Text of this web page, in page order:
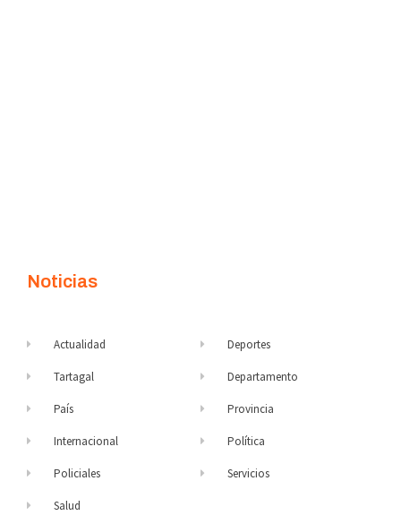
Noticias
Actualidad
Tartagal
País
Internacional
Policiales
Salud
Deportes
Departamento
Provincia
Política
Servicios